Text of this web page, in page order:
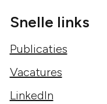
Snelle links
Publicaties
Vacatures
LinkedIn